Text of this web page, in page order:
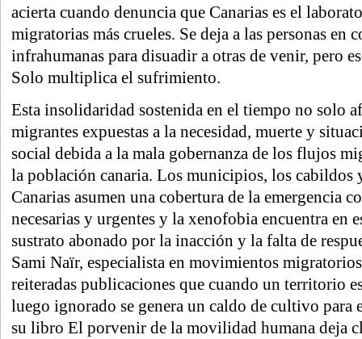
acierta cuando denuncia que Canarias es el
migratorias más crueles. Se deja a las personas en
infrahumanas para disuadir a otras de venir, pero
Solo multiplica el sufrimiento.
Esta insolidaridad sostenida en el tiempo no solo
migrantes expuestas a la necesidad, muerte y
social debida a la mala gobernanza de los flujos
la población canaria. Los municipios, los cabildos
Canarias asumen una cobertura de la emergencia
necesarias y urgentes y la xenofobia encuentra en
sustrato abonado por la inacción y la falta de
Sami Naïr, especialista en movimientos
reiteradas publicaciones que cuando un territorio
luego ignorado se genera un caldo de cultivo para
su libro El porvenir de la movilidad humana deja